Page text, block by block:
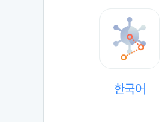
한국어